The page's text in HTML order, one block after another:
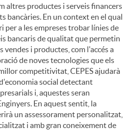
altres productes i serveis financers
bancàries. En un context en el qual
per a les empreses trobar línies de
bancaris de qualitat que permetin
vendes i productes, com l'accés a
de noves tecnologies que els
competitivitat, CEPES ajudarà
social detectant
i, aquestes seran
En aquest sentit, la
un assessorament personalitzat,
i amb gran coneixement de